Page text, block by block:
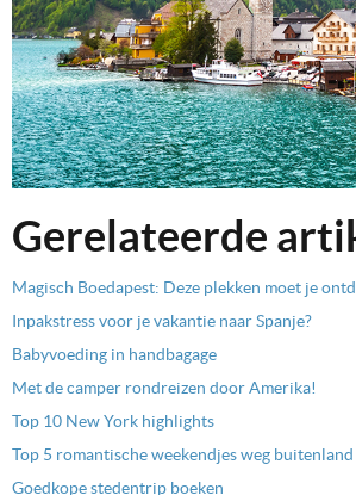
Gerelateerde
Magisch Boedapest: Deze plekken moet je
Inpakstress voor je vakantie naar Spanje?
Babyvoeding in handbagage
Met de camper rondreizen door Amerika!
Top 10 New York highlights
Top 5 romantische weekendjes weg buitenland
Goedkope stedentrip boeken